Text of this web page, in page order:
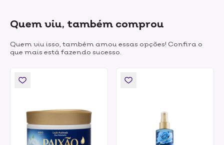
Quem viu, também comprou
Quem viu isso, também amou essas opções! Confira o
que mais está fazendo sucesso.